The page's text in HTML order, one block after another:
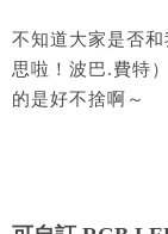
不知道大家是否
思啦！波巴.費特
的是好不捨啊～